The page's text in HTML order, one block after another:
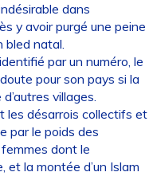
dans
y avoir purgé une peine
bled natal.
par un numéro, le
pour son pays si la
villages.
les désarrois collectifs et
par le poids des
dont le
la montée d’un Islam